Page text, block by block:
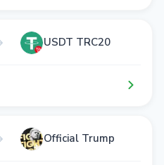
USDT TRC20
Official Trump